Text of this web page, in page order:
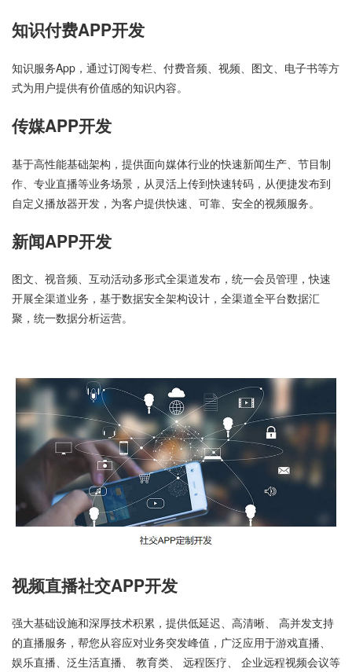
知识付费APP开发
知识服务App，通过订阅专栏、付费音频、视频、图文、电子书等方
式为用户提供有价值感的知识内容。
传媒APP开发
基于高性能基础架构，提供面向媒体行业的快速新闻生产、节目制
作、专业直播等业务场景，从灵活上传到快速转码，从便捷发布到
自定义播放器开发，为客户提供快速、可靠、安全的视频服务。
新闻APP开发
图文、视音频、互动活动多形式全渠道发布，统一会员管理，快速
开展全渠道业务，基于数据安全架构设计，全渠道全平台数据汇
聚，统一数据分析运营。
视频直播社交APP开发
强大基础设施和深厚技术积累，提供低延迟、高清晰、 高并发支持
的直播服务，帮您从容应对业务突发峰值，广泛应用于游戏直播、
娱乐直播、泛生活直播、 教育类、 远程医疗、 企业远程视频会议等